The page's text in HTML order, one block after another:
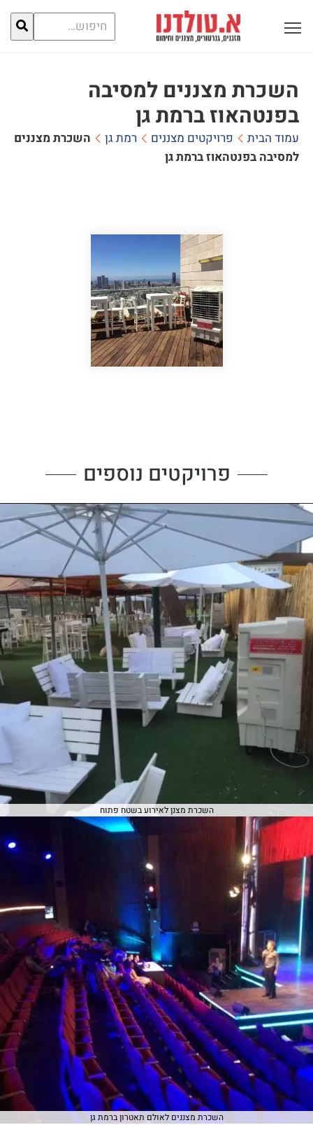
חיפוש
עבור:
פתח תפריט ראשי לתצוגה
השכרת מצננים למסיבה
בפנטהאוז ברמת גן
עמוד הבית פרויקטים מצננים רמת גן
השכרת מצננים
למסיבה בפנטהאוז ברמת גן
פרויקטים נוספים
השכרת מצנן לאירוע בשטח פתוח
השכרת מצננים לאולם תאטרון ברמת גן